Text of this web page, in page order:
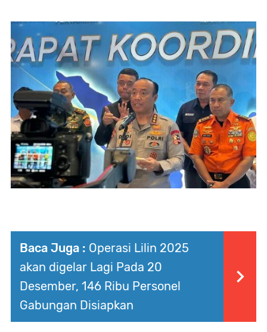
Baca Juga : Operasi Lilin 2025
akan digelar Lagi Pada 20
Desember, 146 Ribu Personel
Gabungan Disiapkan